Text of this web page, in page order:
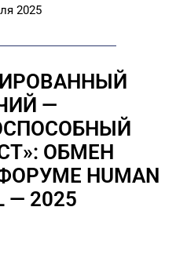
2025
—
ОБМЕН
HUMAN
— 2025